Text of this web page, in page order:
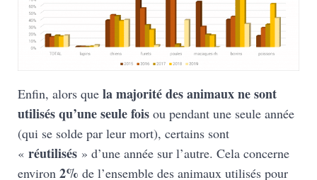
Enfin, alors que la majorité des animaux ne sont
utilisés qu’une seule fois ou pendant une seule année
(qui se solde par leur mort), certains sont
« réutilisés » d’une année sur l’autre. Cela concerne
environ 2% de l’ensemble des animaux utilisés pour